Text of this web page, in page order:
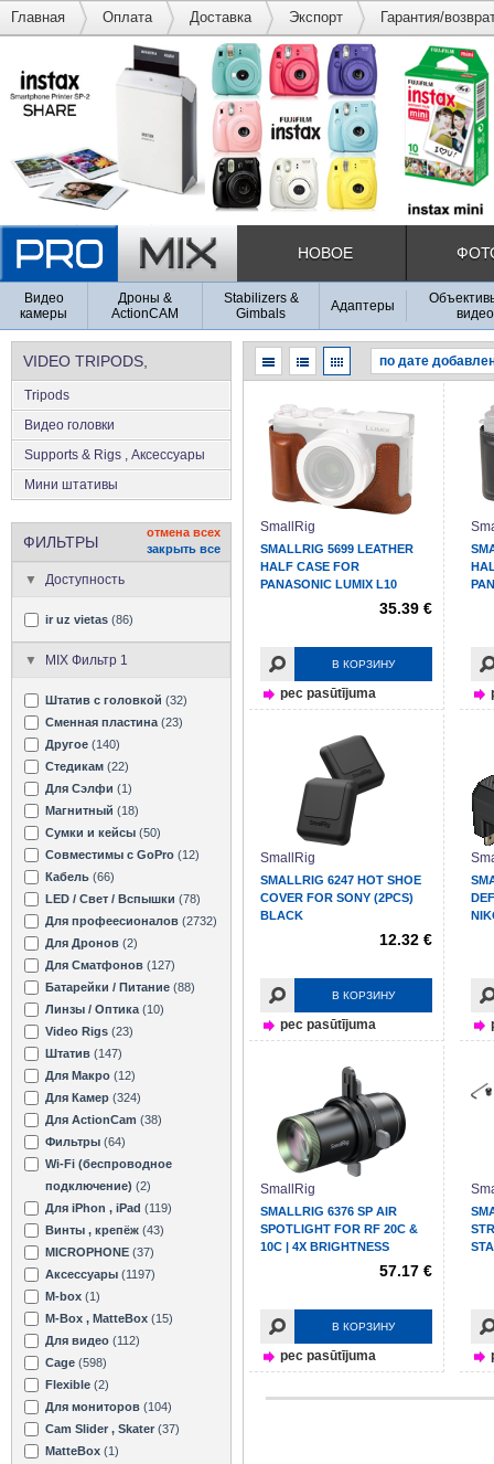
Главная Оплата Доставка Экспорт Гарантия/
НОВОЕ
Видео
камеры
Дроны &
ActionCAM
Stabilizers &
Gimbals
Адаптеры
VIDEO TRIPODS,
SUPPORTS & RIGS
Tripods
Видео головки
Supports & Rigs , Аксеcсуары
Мини штативы
ФИЛЬТРЫ
отмена всех
закрыть все
Доступность
ir uz vietas (86)
MIX Фильтр 1
Штатив с головкой (32)
Сменная пластина (23)
Другое (140)
Стедикам (22)
Для Сэлфи (1)
Магнитный (18)
Сумки и кейсы (50)
Совместимы с GoPro (12)
Кабель (66)
LED / Свет / Вспышки (78)
Для профеесионалов (2732)
Для Дронов (2)
Для Сматфонов (127)
Батарейки / Питание (88)
Линзы / Оптика (10)
Video Rigs (23)
Штатив (147)
Для Макро (12)
Для Камер (324)
Для ActionCam (38)
Фильтры (64)
Wi-Fi (беспроводное
подключение) (2)
Для iPhon , iPad (119)
Винты , крепёж (43)
MICROPHONE (37)
Аксессуары (1197)
M-box (1)
M-Box , MatteBox (15)
Для видео (112)
Cage (598)
Flexible (2)
Для мониторов (104)
Cam Slider , Skater (37)
MatteBox (1)
SmallRig
SMALLRIG 5699 LEATHER
HALF CASE FOR
PANASONIC LUMIX L10
35.39 €
В КОРЗИНУ
pec pasūtījuma
SmallRig
SMALLRIG 6247 HOT SHOE
COVER FOR SONY (2PCS)
BLACK
12.32 €
В КОРЗИНУ
pec pasūtījuma
SmallRig
SMALLRIG 6376 SP AIR
SPOTLIGHT FOR RF 20C &
10C | 4X BRIGHTNESS
57.17 €
В КОРЗИНУ
pec pasūtījuma